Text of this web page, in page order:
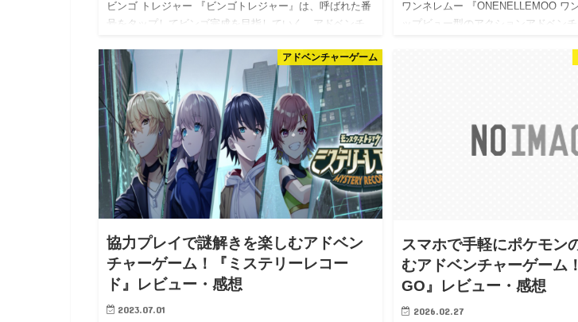
ビンゴ トレジャー 『ビンゴトレジャー』は、呼ばれた番
号をタップしてビンゴ完成を目指していく、アドベンチ
るゲームです。 多くのステージに挑戦し、大量ボーナス
ポイントを…
ワンネレムー 『ONENELLEMOO ワ
ップビュー型のアクションアドベン
ので、ずっと弱いままです！ しかし
アドベンチャーゲーム
協力プレイで謎解きを楽しむアドベン
チャーゲーム！『ミステリーレコー
ド』レビュー・感想
2023.07.01
スマホで手軽にポケモン
むアドベンチャーゲーム
GO』レビュー・感想
2026.02.27